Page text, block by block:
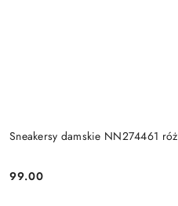
Sneakersy damskie NN274461 róż
Cena:
99.00